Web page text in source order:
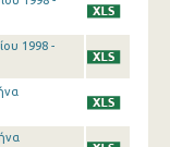
1998 -